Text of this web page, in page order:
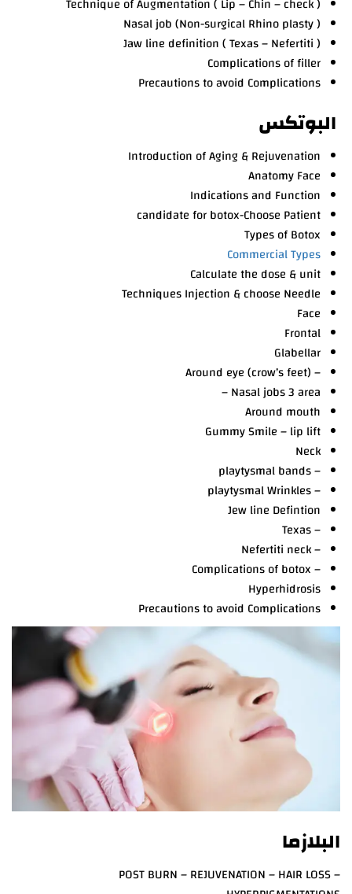
Nasal job (Non-surgical Rhino plasty )
Jaw line definition ( Texas – Nefertiti )
Complications of filler
Precautions to avoid Complications
البوتكس
Introduction of Aging & Rejuvenation
Anatomy Face
Indications and Function
candidate for botox-Choose Patient
Types of Botox
Commercial Types
Calculate the dose & unit
Techniques Injection & choose Needle
Face
Frontal
Glabellar
– (Around eye (crow’s feet
Nasal jobs 3 area –
Around mouth
Gummy Smile – lip lift
Neck
– playtysmal bands
– playtysmal Wrinkles
Jew line Defintion
– Texas
– Nefertiti neck
– Complications of botox
Hyperhidrosis
Precautions to avoid Complications
البلازما
POST BURN – REJUVENATION – HAIR LOSS –